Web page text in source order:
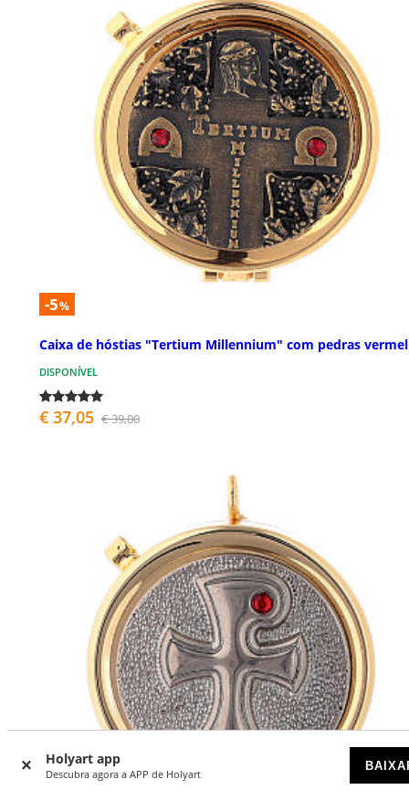
Holyart app
Descubra agora a APP de Holyart
-5%
Caixa de hóstias "Tertium Millennium" com pedras
DISPONÍVEL
€ 37,05 € 39,00